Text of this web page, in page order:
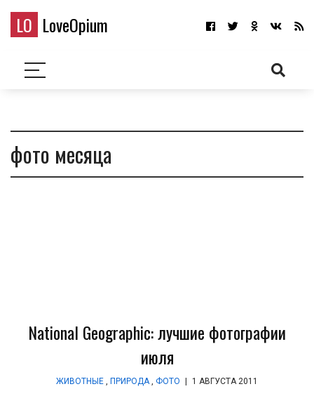
LO LoveOpium
фото месяца
National Geographic: лучшие фотографии
июля
ЖИВОТНЫЕ , ПРИРОДА, ФОТО 1 АВГУСТА 2011